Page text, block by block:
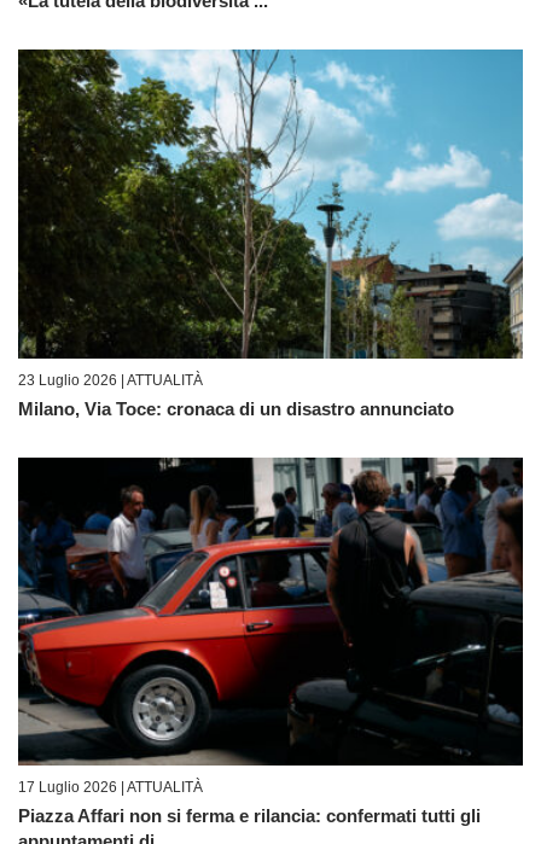
23 Luglio 2026 | ATTUALITÀ
Milano, Via Toce: cronaca di un disastro annunciato
17 Luglio 2026 | ATTUALITÀ
Piazza Affari non si ferma e rilancia: confermati tutti gli